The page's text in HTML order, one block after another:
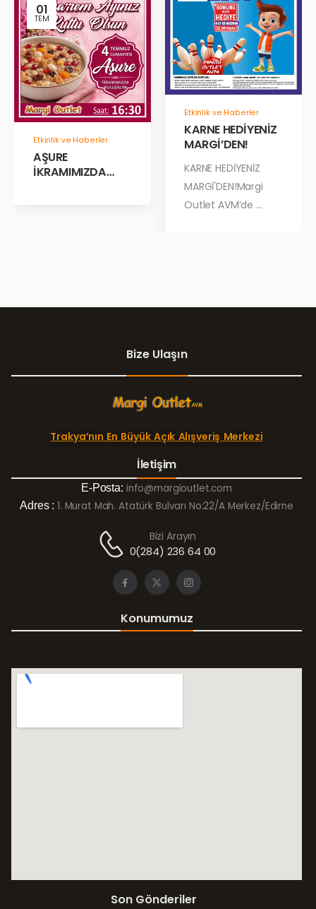
01
TEM
Etkinlik ve Haberler
AŞURE
İKRAMIMIZDA
Etkinlik ve Haberler
KARNE HEDİYENİZ
MARGİ’DEN!
KARNE HEDİYENİZ
MARGİ'DEN!Margi
Outlet AVM’de ...
Bize Ulaşın
Trakya’nın En Büyük Açık Alışveriş Merkezi
İletişim
E-Posta: info@margioutlet.com
Adres : 1. Murat Mah. Atatürk Bulvarı No:22/A Merkez/Edirne
Bizi Arayın
0(284) 236 64 00
Konumumuz
Son Gönderiler